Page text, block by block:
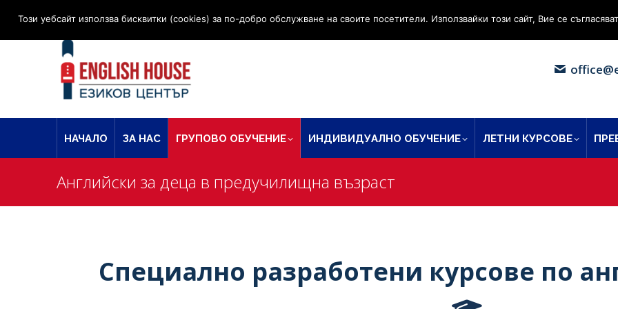
НАЧАЛО ЗА НАС ГРУПОВО ОБУЧЕНИЕ ИНДИВИДУАЛНО ОБУЧЕНИЕ ЛЕТНИ КУРСОВЕ
Английски за деца в предучилищна възраст
Специално разработени курсове по
Този уебсайт използва бисквитки (cookies) за по-добро обслужване на своите посетители. Използвайки този сайт, Вие се